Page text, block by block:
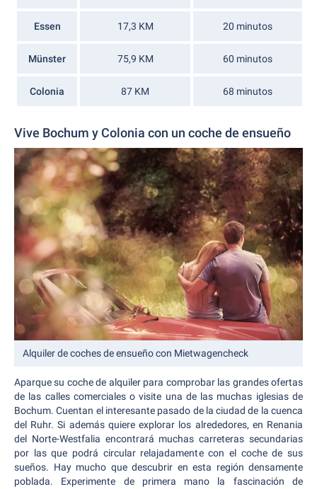
Essen 17,3 KM 20 minutos
Münster 75,9 KM 60 minutos
Colonia 87 KM 68 minutos
Vive Bochum y Colonia con un coche de ensueño
Alquiler de coches de ensueño con Mietwagencheck
Aparque su coche de alquiler para comprobar las grandes ofertas
de las calles comerciales o visite una de las muchas iglesias de
Bochum. Cuentan el interesante pasado de la ciudad de la cuenca
del Ruhr. Si además quiere explorar los alrededores, en Renania
del Norte-Westfalia encontrará muchas carreteras secundarias
por las que podrá circular relajadamente con el coche de sus
sueños. Hay mucho que descubrir en esta región densamente
poblada. Experimente de primera mano la fascinación de